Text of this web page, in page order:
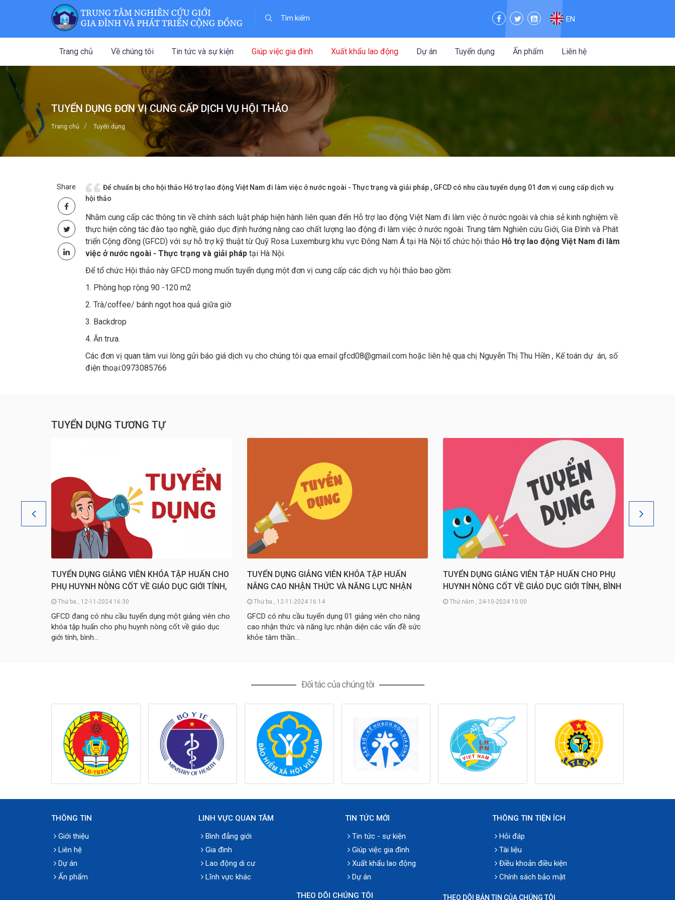
EN
Trang chủ Về chúng tôi Tin tức và sự kiện Giúp việc gia đình Xuất khẩu lao động Dự án Tuyển dụng Ấn phẩm Liên hệ
TUYỂN DỤNG ĐƠN VỊ CUNG CẤP DỊCH VỤ HỘI THẢO
Trang chủ Tuyển dụng
Share
Để chuẩn bị cho hội thảo Hỗ trợ lao động Việt Nam đi làm việc ở nước ngoài - Thực trạng và giải pháp , GFCD có nhu cầu tuyển dụng 01 đơn vị cung cấp dịch vụ
hội thảo
Nhằm cung cấp các thông tin về chính sách luật pháp hiện hành liên quan đến Hỗ trợ lao động Việt Nam đi làm việc ở nước ngoài và chia sẻ kinh nghiệm về
thực hiện công tác đào tạo nghề, giáo dục định hướng nâng cao chất lượng lao động đi làm việc ở nước ngoài. Trung tâm Nghiên cứu Giới, Gia Đình và Phát
triển Cộng đồng (GFCD) với sự hỗ trợ kỹ thuật từ Quỹ Rosa Luxemburg khu vực Đông Nam Á tại Hà Nội tổ chức hội thảo Hỗ trợ lao động Việt Nam đi làm
việc ở nước ngoài - Thực trạng và giải pháp tại Hà Nội.
Để tổ chức Hội thảo này GFCD mong muốn tuyển dụng một đơn vị cung cấp các dịch vụ hội thảo bao gồm:
1. Phòng họp rộng 90 -120 m2
2. Trà/coffee/ bánh ngọt hoa quả giữa giờ
3. Backdrop
4. Ăn trưa.
Các đơn vị quan tâm vui lòng gửi báo giá dịch vụ cho chúng tôi qua email gfcd08@gmail.com hoặc liên hệ qua chị Nguyễn Thị Thu Hiền , Kế toán dự án, số
điện thoại:0973085766
TUYỂN DỤNG TƯƠNG TỰ
TUYỂN DỤNG GIẢNG VIÊN KHÓA TẬP HUẤN CHO
PHỤ HUYNH NÒNG CỐT VỀ GIÁO DỤC GIỚI TÍNH,
BÌNH ĐẲNG GIỚI VÀ SỨC KHỎE SINH SẢN
Thứ ba , 12-11-2024 16:30
GFCD đang có nhu cầu tuyển dụng một giảng viên cho
khóa tập huấn cho phụ huynh nòng cốt về giáo dục
giới tính, bình...
TUYỂN DỤNG GIẢNG VIÊN KHÓA TẬP HUẤN
NÂNG CAO NHẬN THỨC VÀ NĂNG LỰC NHẬN
DIỆN CÁC VẤN ĐỀ SỨC KHỎE TÂM THẦN CỦA
HỌC SINH CHO GIÁO VIÊN NÒNG CỐT VÀ CÁN BỘ
QUẢN LÝ NHÀ TRƯỜNG
Thứ ba , 12-11-2024 16:14
GFCD có nhu cầu tuyển dụng 01 giảng viên cho nâng
cao nhận thức và năng lực nhận diện các vấn đề sức
khỏe tâm thần...
TUYỂN DỤNG GIẢNG VIÊN TẬP HUẤN CHO PHỤ
HUYNH NÒNG CỐT VỀ GIÁO DỤC GIỚI TÍNH, BÌNH
ĐẲNG GIỚI VÀ SỨC KHỎE SINH SẢN
Thứ năm , 24-10-2024 10:00
Đối tác của chúng tôi
THÔNG TIN
Giới thiệu
Liên hệ
Dự án
Ấn phẩm
LINH VỰC QUAN TÂM
Bình đẳng giới
Gia đình
Lao động di cư
Lĩnh vực khác
TIN TỨC MỚI
Tin tức - sự kiện
Giúp việc gia đình
Xuất khẩu lao động
Dự án
THÔNG TIN TIỆN ÍCH
Hỏi đáp
Tài liệu
Điều khoản điều kiện
Chính sách bảo mật
THEO DÕI CHÚNG TÔI THEO DÕI BẢN TIN CỦA CHÚNG TÔI